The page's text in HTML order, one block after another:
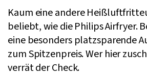
Kaum eine andere
beliebt, wie die Philips Airfryer.
eine besonders platzsparende
zum Spitzenpreis. Wer hier
verrät der Check.